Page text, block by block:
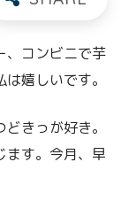
、コンビニで芋
嬉しいです。
きっが好き。
ます。今月、早